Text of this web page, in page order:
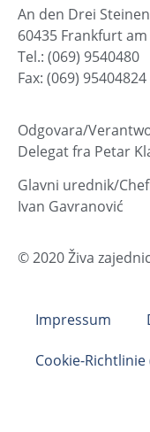
An den Drei
60435 Frankfurt
Tel.: (069) 9540480
Fax: (069) 95404824
Odgovara/
Delegat fra Petar
Glavni urednik/
Ivan Gavranović
© 2020 Živa
Impressum
Cookie-Richtlinie